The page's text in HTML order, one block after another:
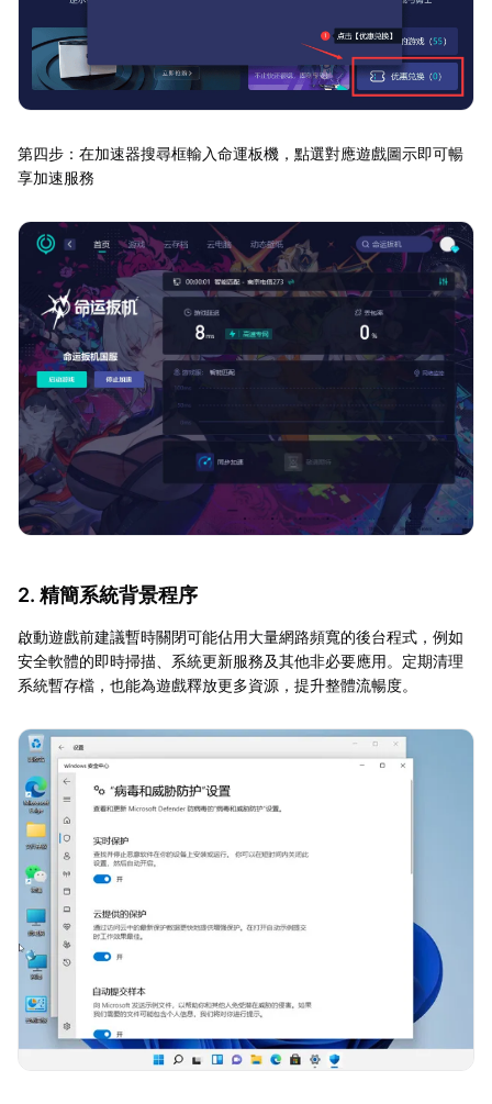
第四步：在加速器搜尋框輸入命運板機，點選對應遊戲圖示即可暢
享加速服務
2. 精簡系統背景程序
啟動遊戲前建議暫時關閉可能佔用大量網路頻寬的後台程式，例如
安全軟體的即時掃描、系統更新服務及其他非必要應用。定期清理
系統暫存檔，也能為遊戲釋放更多資源，提升整體流暢度。